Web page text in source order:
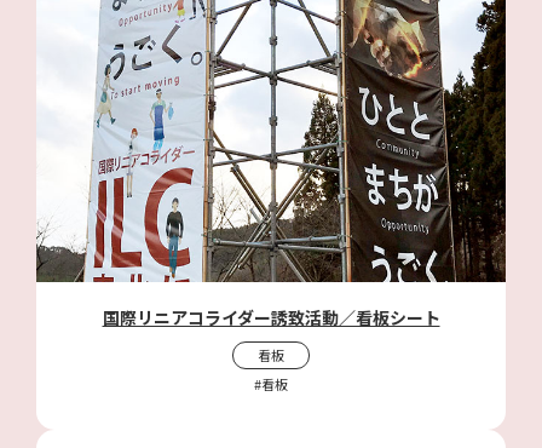
国際リニアコライダー誘致活動／看板シート
看板
#看板